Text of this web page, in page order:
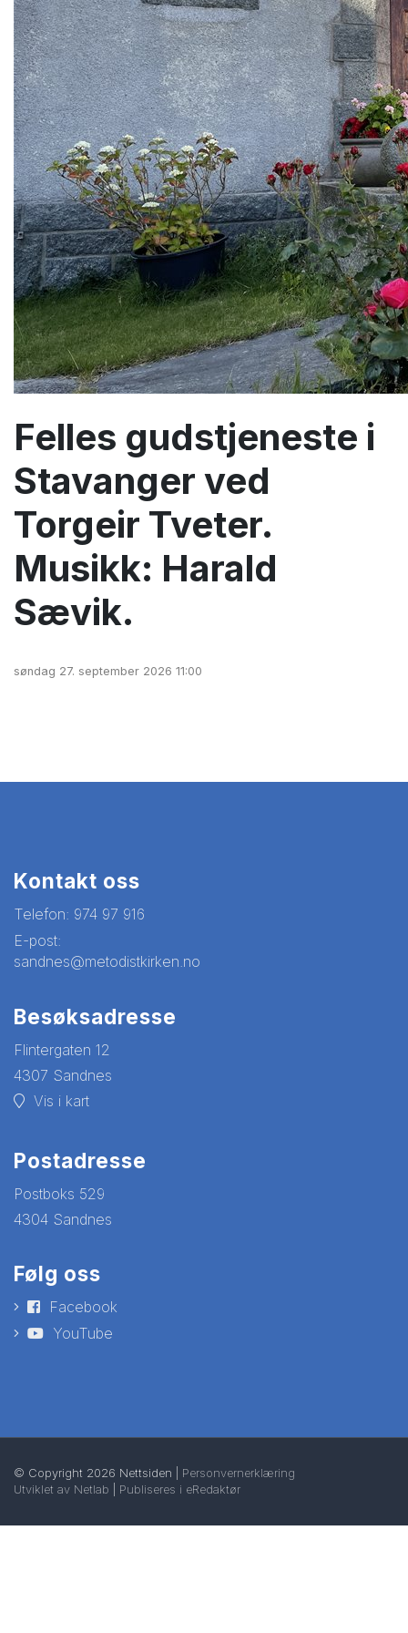
Felles gudstjeneste i
Stavanger ved
Torgeir Tveter.
Musikk: Harald
Sævik.
søndag 27. september 2026 11:00
Kontakt oss
Telefon: 974 97 916
E-post:
sandnes@metodistkirken.no
Besøksadresse
Flintergaten 12
4307 Sandnes
Vis i kart
Postadresse
Postboks 529
4304 Sandnes
Følg oss
Facebook
YouTube
© Copyright 2026 Nettsiden | Personvernerklæring
Utviklet av Netlab
Publiseres i eRedaktør